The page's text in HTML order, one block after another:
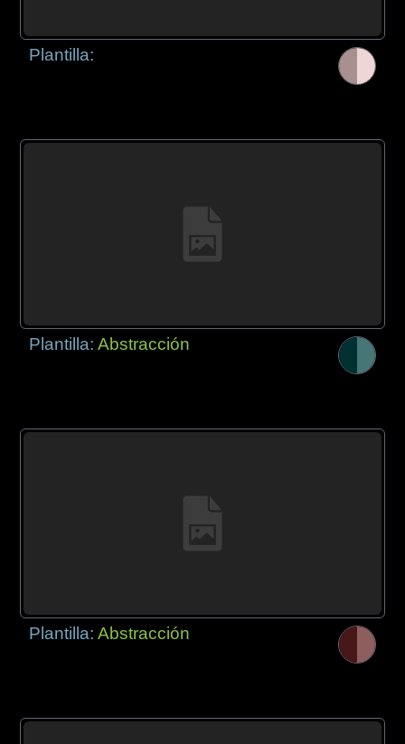
Plantilla:
Plantilla:Abstracción
Plantilla:Abstracción